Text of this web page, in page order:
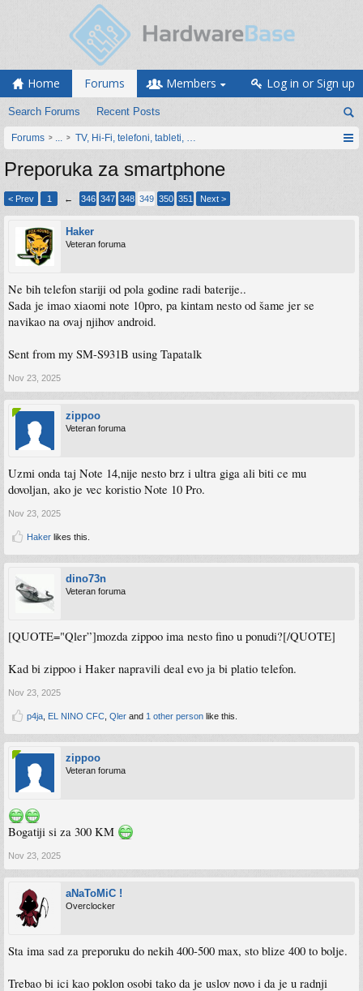
Home Forums
Search Forums Recent Posts
Members Log in or Sign up
Forums ... TV, Hi-Fi, telefoni, tableti, satovi, IoT oprema
Preporuka za smartphone
< Prev 1 ← 346 347 348 349 350 351 Next >
Haker
Veteran foruma
Ne bih telefon stariji od pola godine radi baterije..
Sada je imao xiaomi note 10pro, pa kintam nesto od šame jer se
navikao na ovaj njihov android.
Sent from my SM-S931B using Tapatalk
Nov 23, 2025
zippoo
Veteran foruma
Uzmi onda taj Note 14,nije nesto brz i ultra giga ali biti ce mu
dovoljan, ako je vec koristio Note 10 Pro.
Nov 23, 2025
Haker likes this.
dino73n
Veteran foruma
[QUOTE="Qler”]mozda zippoo ima nesto fino u ponudi?[/QUOTE]
Kad bi zippoo i Haker napravili deal evo ja bi platio telefon.
Nov 23, 2025
p4ja EL NINO CFC Qler and 1 other person like this.
zippoo
Veteran foruma
Bogatiji si za 300 KM
Nov 23, 2025
aNaToMiC !
Overclocker
Sta ima sad za preporuku do nekih 400-500 max, sto blize 400 to bolje.
Trebao bi ici kao poklon osobi tako da je uslov novo i da je u radnji